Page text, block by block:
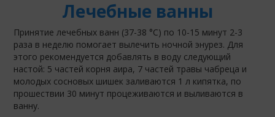
Лечебные ванны
Принятие лечебных ванн (37-38 °С) по 10-15 минут 2-3
раза в неделю помогает вылечить ночной энурез. Для
этого рекомендуется добавлять в воду следующий
настой: 5 частей корня аира, 7 частей травы чабреца и
молодых сосновых шишек заливаются 1 л кипятка, по
прошествии 30 минут процеживаются и выливаются в
ванну.